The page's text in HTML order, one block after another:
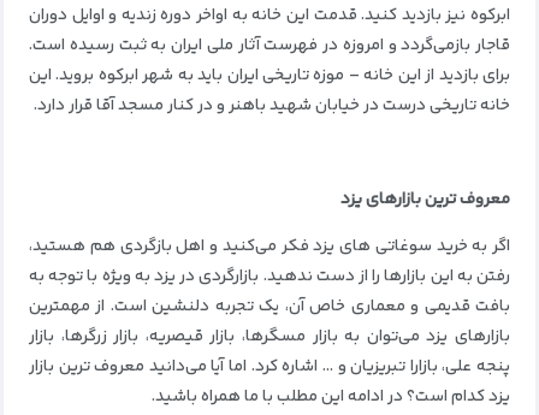
ابرکوه نیز بازدید کنید. قدمت این خانه به اواخر دوره زندیه و اوایل دوران
قاجار بازمی‌گردد و امروزه در فهرست آثار ملی ایران به ثبت رسیده است.
برای بازدید از این خانه – موزه تاریخی ایران باید به شهر ابرکوه بروید. این
خانه تاریخی درست در خیابان شهید باهنر و در کنار مسجد آقا قرار دارد.
معروف ترین بازارهای یزد
اگر به خرید سوغاتی های یزد فکر می‌کنید و اهل بازگردی هم هستید،
رفتن به این بازارها را از دست ندهید. بازارگردی در یزد به ویژه با توجه به
بافت قدیمی و معماری خاص آن، یک تجربه دلنشین است. از مهمترین
بازارهای یزد می‌توان به بازار مسگرها، بازار قیصریه، بازار زرگرها، بازار
پنجه علی، بازارا تبریزیان و … اشاره کرد. اما آیا می‌دانید معروف ترین بازار
یزد کدام است؟ در ادامه این مطلب با ما همراه باشید.